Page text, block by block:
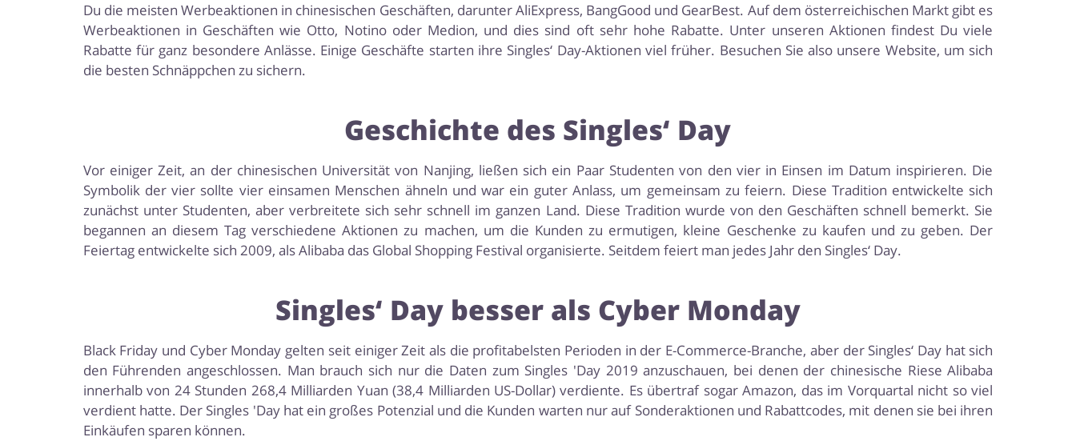
Du die meisten Werbeaktionen in chinesischen Geschäften, darunter AliExpress, BangGood und GearBest. Auf dem österreichischen Markt gibt es
Werbeaktionen in Geschäften wie Otto, Notino oder Medion, und dies sind oft sehr hohe Rabatte. Unter unseren Aktionen findest Du viele
Rabatte für ganz besondere Anlässe. Einige Geschäfte starten ihre Singles‘ Day-Aktionen viel früher. Besuchen Sie also unsere Website, um sich
die besten Schnäppchen zu sichern.
Geschichte des Singles‘ Day
Vor einiger Zeit, an der chinesischen Universität von Nanjing, ließen sich ein Paar Studenten von den vier in Einsen im Datum inspirieren. Die
Symbolik der vier sollte vier einsamen Menschen ähneln und war ein guter Anlass, um gemeinsam zu feiern. Diese Tradition entwickelte sich
zunächst unter Studenten, aber verbreitete sich sehr schnell im ganzen Land. Diese Tradition wurde von den Geschäften schnell bemerkt. Sie
begannen an diesem Tag verschiedene Aktionen zu machen, um die Kunden zu ermutigen, kleine Geschenke zu kaufen und zu geben. Der
Feiertag entwickelte sich 2009, als Alibaba das Global Shopping Festival organisierte. Seitdem feiert man jedes Jahr den Singles‘ Day.
Singles‘ Day besser als Cyber ​​Monday
Black Friday und Cyber ​​Monday gelten seit einiger Zeit als die profitabelsten Perioden in der E-Commerce-Branche, aber der Singles‘ Day hat sich
den Führenden angeschlossen. Man brauch sich nur die Daten zum Singles 'Day 2019 anzuschauen, bei denen der chinesische Riese Alibaba
innerhalb von 24 Stunden 268,4 Milliarden Yuan (38,4 Milliarden US-Dollar) verdiente. Es übertraf sogar Amazon, das im Vorquartal nicht so viel
verdient hatte. Der Singles 'Day hat ein großes Potenzial und die Kunden warten nur auf Sonderaktionen und Rabattcodes, mit denen sie bei ihren
Einkäufen sparen können.